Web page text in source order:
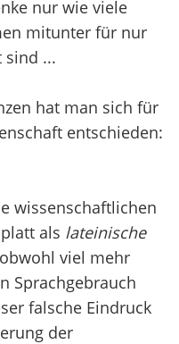
nur wie viele
mitunter für nur
sind ...
hat man sich für
entschieden:
wissenschaftlichen
als lateinische
viel mehr
Sprachgebrauch
falsche Eindruck
der